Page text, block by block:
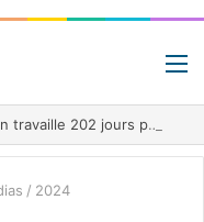
Pourquoi un salarié français moyen travaille 202 jours par an pour financer impôts et cotisations, un record dans toute l’Union européenne
/ 2024